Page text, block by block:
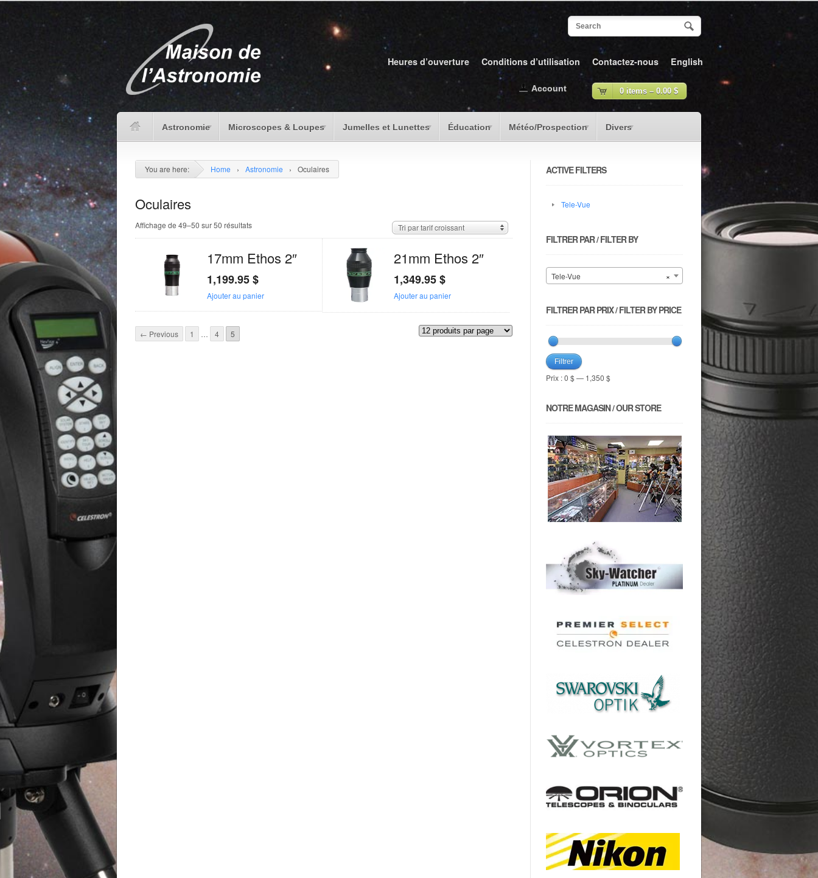
Heures d’ouverture Conditions d’utilisation Contactez-nous English
Astronomie Microscopes & Loupes Jumelles et Lunettes Éducation Météo/Prospection Divers
0 items – 0.00 $
Account
You are here: Home › Astronomie › Oculaires
Oculaires
Affichage de 49–50 sur 50 résultats Tri par tarif croissant
17mm Ethos 2″
1,199.95$
Ajouter au panier
21mm Ethos 2″
1,349.95$
Ajouter au panier
← Previous 1 … 4 5
ACTIVE FILTERS
Tele-Vue
FILTRER PAR / FILTER BY
×
Tele-Vue
FILTRER PAR PRIX / FILTER BY PRICE
Filtrer
Prix :0 $ — 1,350 $
NOTRE MAGASIN / OUR STORE